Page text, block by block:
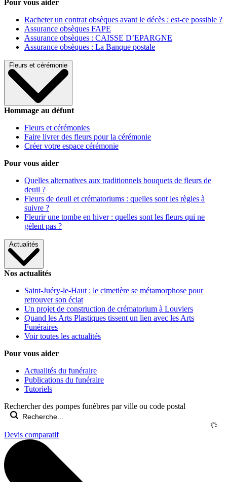
Pour vous aider
Racheter un contrat obsèques avant le décès : est-ce possible ?
Assurance obsèques FAPE
Assurance obsèques : CAISSE D’EPARGNE
Assurance obsèques : La Banque postale
Fleurs et cérémonie
Hommage au défunt
Fleurs et cérémonies
Faire livrer des fleurs pour la cérémonie
Créer votre espace cérémonie
Pour vous aider
Quelles alternatives aux traditionnels bouquets de fleurs de
deuil ?
Fleurs de deuil et crématoriums : quelles sont les règles à
suivre ?
Fleurir une tombe en hiver : quelles sont les fleurs qui ne
gèlent pas ?
Actualités
Nos actualités
Saint-Juéry-le-Haut : le cimetière se métamorphose pour
retrouver son éclat
Un projet de construction de crématorium à Louviers
Quand les Arts Plastiques tissent un lien avec les Arts
Funéraires
Voir toutes les actualités
Pour vous aider
Actualités du funéraire
Publications du funéraire
Tutoriels
Rechercher des pompes funèbres par ville ou code postal
Devis comparatif